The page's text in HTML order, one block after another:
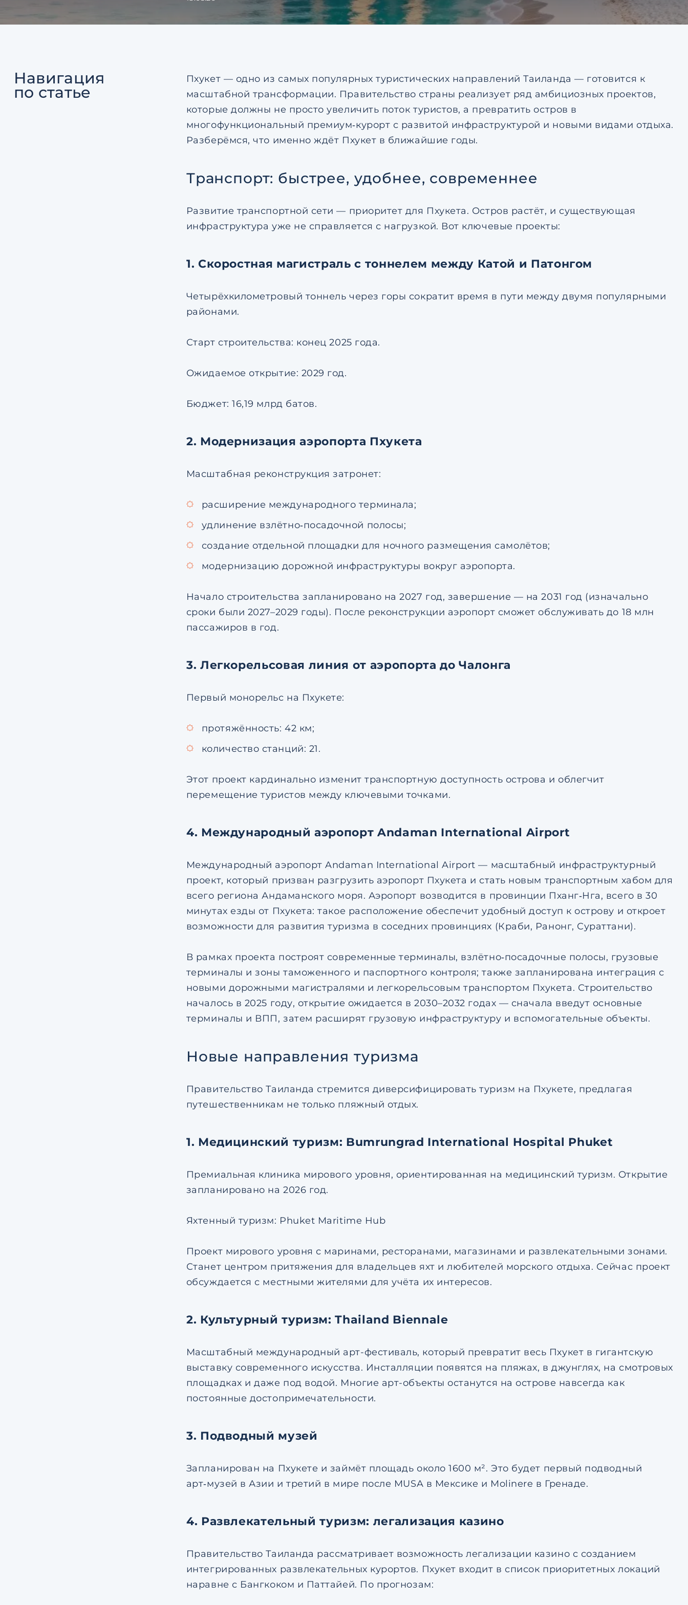
Навигация
по статье
Пхукет — одно из самых популярных туристических направлений Таиланда — готовится к
масштабной трансформации. Правительство страны реализует ряд амбициозных проектов,
которые должны не просто увеличить поток туристов, а превратить остров в
многофункциональный премиум‑курорт с развитой инфраструктурой и новыми видами отдыха.
Разберёмся, что именно ждёт Пхукет в ближайшие годы.
Транспорт: быстрее, удобнее, современнее
Развитие транспортной сети — приоритет для Пхукета. Остров растёт, и существующая
инфраструктура уже не справляется с нагрузкой. Вот ключевые проекты:
1. Скоростная магистраль с тоннелем между Катой и Патонгом
Четырёхкилометровый тоннель через горы сократит время в пути между двумя популярными
районами.
Старт строительства: конец 2025 года.
Ожидаемое открытие: 2029 год.
Бюджет: 16,19 млрд батов.
2. Модернизация аэропорта Пхукета
Масштабная реконструкция затронет:
расширение международного терминала;
удлинение взлётно‑посадочной полосы;
создание отдельной площадки для ночного размещения самолётов;
модернизацию дорожной инфраструктуры вокруг аэропорта.
Начало строительства запланировано на 2027 год, завершение — на 2031 год (изначально
сроки были 2027–2029 годы). После реконструкции аэропорт сможет обслуживать до 18 млн
пассажиров в год.
3. Легкорельсовая линия от аэропорта до Чалонга
Первый монорельс на Пхукете:
протяжённость: 42 км;
количество станций: 21.
Этот проект кардинально изменит транспортную доступность острова и облегчит
перемещение туристов между ключевыми точками.
4. Международный аэропорт Andaman International Airport
Международный аэропорт Andaman International Airport — масштабный инфраструктурный
проект, который призван разгрузить аэропорт Пхукета и стать новым транспортным хабом для
всего региона Андаманского моря. Аэропорт возводится в провинции Пханг‑Нга, всего в 30
минутах езды от Пхукета: такое расположение обеспечит удобный доступ к острову и откроет
возможности для развития туризма в соседних провинциях (Краби, Ранонг, Сураттани).
В рамках проекта построят современные терминалы, взлётно‑посадочные полосы, грузовые
терминалы и зоны таможенного и паспортного контроля; также запланирована интеграция с
новыми дорожными магистралями и легкорельсовым транспортом Пхукета. Строительство
началось в 2025 году, открытие ожидается в 2030–2032 годах — сначала введут основные
терминалы и ВПП, затем расширят грузовую инфраструктуру и вспомогательные объекты.
Новые направления туризма
Правительство Таиланда стремится диверсифицировать туризм на Пхукете, предлагая
путешественникам не только пляжный отдых.
1. Медицинский туризм: Bumrungrad International Hospital Phuket
Премиальная клиника мирового уровня, ориентированная на медицинский туризм. Открытие
запланировано на 2026 год.
Яхтенный туризм: Phuket Maritime Hub
Проект мирового уровня с маринами, ресторанами, магазинами и развлекательными зонами.
Станет центром притяжения для владельцев яхт и любителей морского отдыха. Сейчас проект
обсуждается с местными жителями для учёта их интересов.
2. Культурный туризм: Thailand Biennale
Масштабный международный арт-фестиваль, который превратит весь Пхукет в гигантскую
выставку современного искусства. Инсталляции появятся на пляжах, в джунглях, на смотровых
площадках и даже под водой. Многие арт-объекты останутся на острове навсегда как
постоянные достопримечательности.
3. Подводный музей
Запланирован на Пхукете и займёт площадь около 1600 м². Это будет первый подводный
арт‑музей в Азии и третий в мире после MUSA в Мексике и Molinere в Гренаде.
4. Развлекательный туризм: легализация казино
Правительство Таиланда рассматривает возможность легализации казино с созданием
интегрированных развлекательных курортов. Пхукет входит в список приоритетных локаций
наравне с Бангкоком и Паттайей. По прогнозам:
персональных данных
Я даю согласие на направление
Ответить на почту